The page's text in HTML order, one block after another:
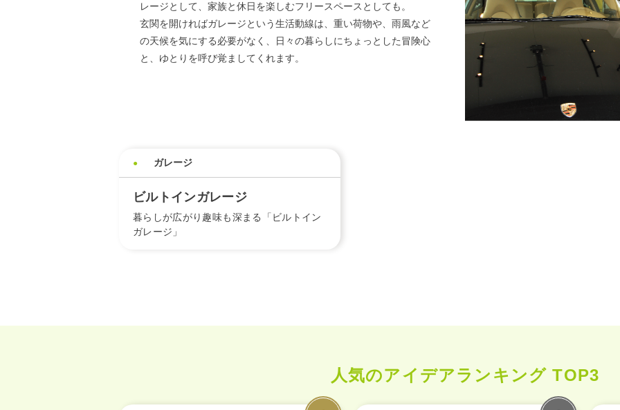
WITHEARTH HOME の BEST
レージとして、家族と休日を楽しむフリースペースとしても。
玄関を開ければガレージという生活動線は、重い荷物や、雨風など
の天候を気にする必要がなく、日々の暮らしにちょっとした冒険心
と、ゆとりを呼び覚ましてくれます。
ガレージ
ビルトインガレージ
暮らしが広がり趣味も深まる「ビルトイン
ガレージ」
人気のアイデアランキング TOP3